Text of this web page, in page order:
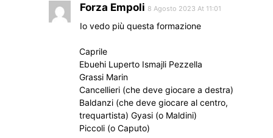
Forza Empoli 8 Agosto 2023 At 11:01
Io vedo più questa formazione
Caprile
Ebuehi Luperto Ismajli Pezzella
Grassi Marin
Cancellieri (che deve giocare a destra)
Baldanzi (che deve giocare al centro,
trequartista) Gyasi (o Maldini)
Piccoli (o Caputo)